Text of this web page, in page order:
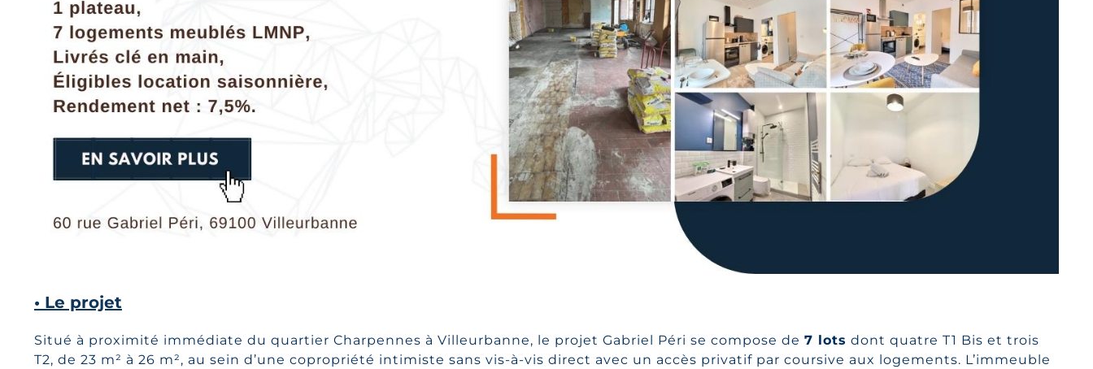
• Le projet
Situé à proximité immédiate du quartier Charpennes à Villeurbanne, le projet Gabriel Péri se compose de 7 lots dont quatre T1 Bis et trois
T2, de 23 m² à 26 m², au sein d’une copropriété intimiste sans vis-à-vis direct avec un accès privatif par coursive aux logements. L’immeuble